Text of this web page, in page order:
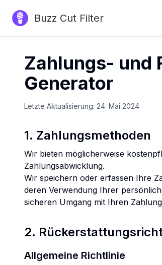
Buzz Cut Filter
Zahlungs- und
Generator
Letzte Aktualisierung: 24. Mai 2024
1. Zahlungsmethoden
Wir bieten möglicherweise
Zahlungsabwicklung.
Wir speichern oder erfassen Ihre
deren Verwendung Ihrer
sicheren Umgang mit Ihren
2.
Allgemeine Richtlinie